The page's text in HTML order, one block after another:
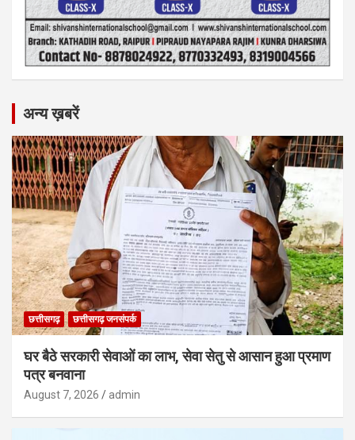
अन्य ख़बरें
छत्तीसगढ़ छत्तीसगढ़ जनसंपर्क
घर बैठे सरकारी सेवाओं का लाभ, सेवा सेतु से आसान हुआ प्रमाण
पत्र बनवाना
August 7, 2026 admin